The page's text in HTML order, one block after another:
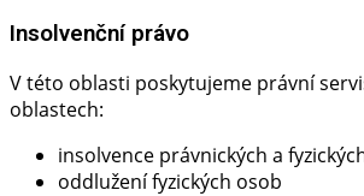
Insolvenční právo​
V této oblasti poskytujeme právní
oblastech:
insolvence právnických a
oddlužení fyzických osob